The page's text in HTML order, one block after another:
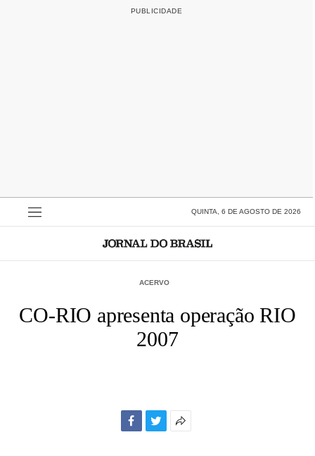
QUINTA, 6 DE AGOSTO DE 2026
ACERVO
CO-RIO apresenta operação RIO
2007